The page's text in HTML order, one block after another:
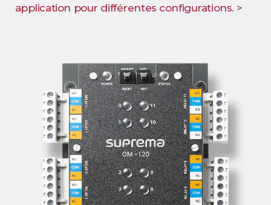
application pour différentes configurations. >